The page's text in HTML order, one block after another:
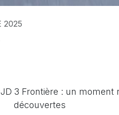
2025
3 Frontière : un moment
découvertes